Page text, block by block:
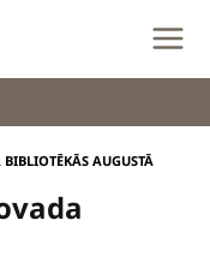
AUGUSTĀ